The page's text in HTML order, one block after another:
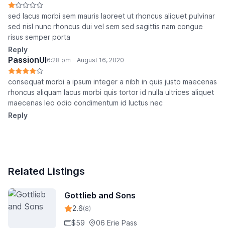
sed lacus morbi sem mauris laoreet ut rhoncus aliquet pulvinar
sed nisl nunc rhoncus dui vel sem sed sagittis nam congue
risus semper porta
Reply
PassionUI6:28 pm - August 16, 2020
consequat morbi a ipsum integer a nibh in quis justo maecenas
rhoncus aliquam lacus morbi quis tortor id nulla ultrices aliquet
maecenas leo odio condimentum id luctus nec
Reply
Related Listings
Gottlieb and Sons
2.6(8)
$59 06 Erie Pass